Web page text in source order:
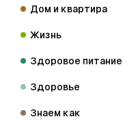
Дом и квартира
Жизнь
Здоровое питание
Здоровье
Знаем как